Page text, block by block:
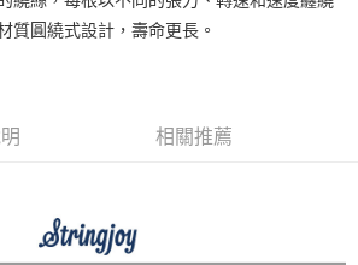
遠東國際商業銀行
永豐商業銀行
華泰商業銀行
中國信託商業銀行
兆豐國際商業銀行
台中商業銀行
星展（台灣）商業銀行
質圓繞式設計，壽命更長。
相關推薦